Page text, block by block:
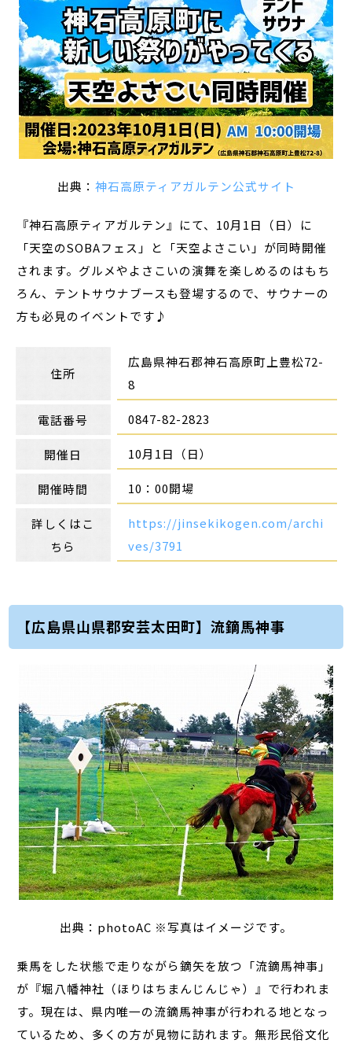
出典： 神石高原ティアガルテン公式サイト
『神石高原ティアガルテン』にて、10月1日（日）に
「天空のSOBAフェス」と「天空よさこい」が同時開催
されます。グルメやよさこいの演舞を楽しめるのはもち
ろん、テントサウナブースも登場するので、サウナーの
方も必見のイベントです♪
住所
広島県神石郡神石高原町上豊松72-
8
電話番号 0847-82-2823
開催日 10月1日（日）
開催時間 10：00開場
詳しくはこ
ちら
https://jinsekikogen.com/archi
ves/3791
【広島県山県郡安芸太田町】流鏑馬神事
出典：photoAC ※写真はイメージです。
乗馬をした状態で走りながら鏑矢を放つ「流鏑馬神事」
が『堀八幡神社（ほりはちまんじんじゃ）』で行われま
す。現在は、県内唯一の流鏑馬神事が行われる地となっ
ているため、多くの方が見物に訪れます。無形民俗文化